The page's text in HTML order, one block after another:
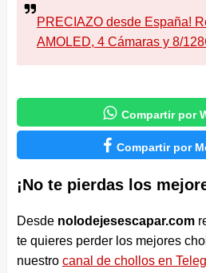
PRECIAZO desde España!
AMOLED, 4 Cámaras y 8/
 Compartir por
 Compartir por
¡No te pierdas los
Desde nolodejesescapar.com
te quieres perder los mejores
nuestro canal de chollos en